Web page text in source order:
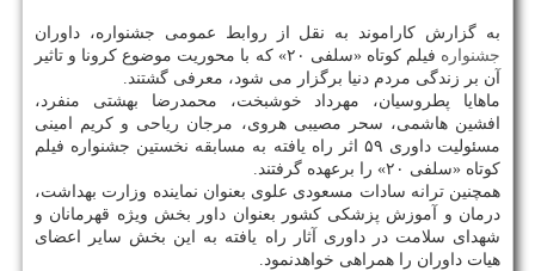
به گزارش کاراموند به نقل از روابط عمومی جشنواره، داوران
جشنواره
فیلم کوتاه «سلفی ۲۰» که با محوریت موضوع کرونا و تاثیر
آن بر زندگی مردم دنیا برگزار می شود، معرفی گشتند.
ماهایا پطروسیان، مهرداد خوشبخت، محمدرضا بهشتی منفرد،
افشین هاشمی، سحر مصیبی هروی، مرجان ریاحی و کریم امینی
مسئولیت داوری ۵۹ اثر راه یافته به مسابقه نخستین جشنواره فیلم
کوتاه «سلفی ۲۰» را برعهده گرفتند.
همچنین ترانه سادات مسعودی علوی بعنوان نماینده وزارت بهداشت،
درمان و آموزش پزشکی کشور بعنوان داور بخش ویژه قهرمانان و
شهدای سلامت در داوری آثار راه یافته به این بخش سایر اعضای
هیات داوران را همراهی خواهدنمود.